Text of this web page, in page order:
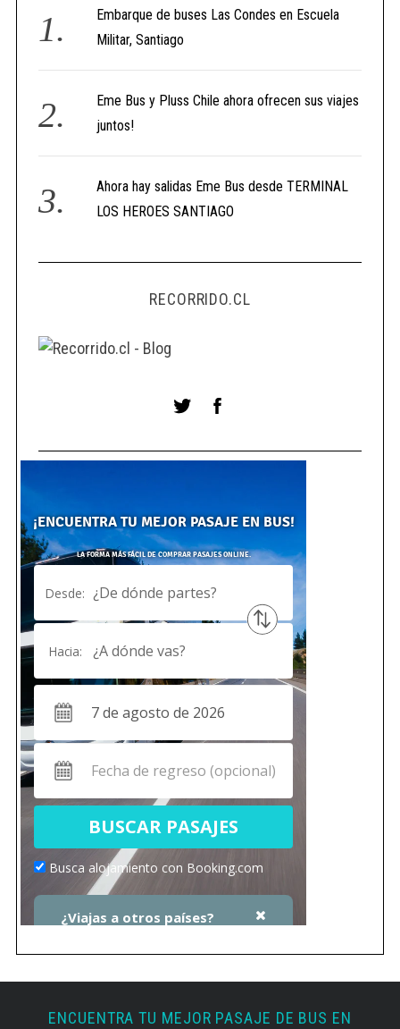
Embarque de buses Las Condes en Escuela
Militar, Santiago
Eme Bus y Pluss Chile ahora ofrecen sus viajes
juntos!
Ahora hay salidas Eme Bus desde TERMINAL
LOS HEROES SANTIAGO
RECORRIDO.CL
ENCUENTRA TU MEJOR PASAJE DE BUS EN